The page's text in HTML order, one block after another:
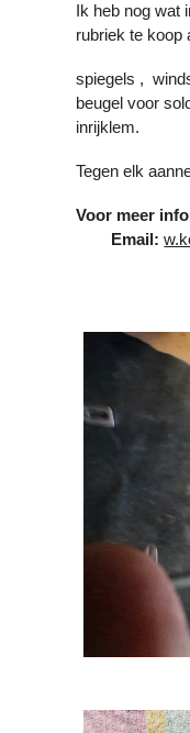
Ik heb nog wat
rubriek te koop
spiegels ,
beugel voor
inrijklem.
Tegen elk
Voor meer
Email: